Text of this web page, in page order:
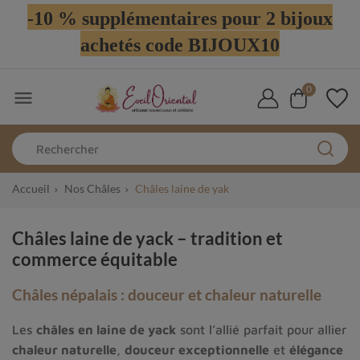
-10 % supplémentaires pour 2 bijoux
achetés code BIJOUX10
 0
Accueil Nos Châles Châles laine de yak
Châles laine de yack – tradition et
commerce équitable
Châles népalais : douceur et chaleur naturelle
Les châles en laine de yack sont l’allié parfait pour allier
chaleur naturelle
douceur exceptionnelle et élégance